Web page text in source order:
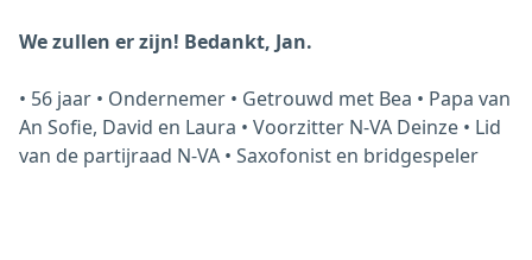
We zullen er zijn! Bedankt, Jan.
• 56 jaar • Ondernemer • Getrouwd met Bea • Papa van
An Sofie, David en Laura • Voorzitter N-VA Deinze • Lid
van de partijraad N-VA • Saxofonist en bridgespeler